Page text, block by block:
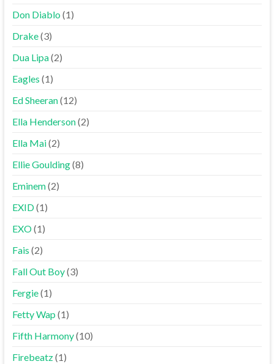
Don Diablo(1)
Drake(3)
Dua Lipa(2)
Eagles (1)
Ed Sheeran(12)
Ella Henderson(2)
Ella Mai(2)
Ellie Goulding(8)
Eminem(2)
EXID(1)
EXO(1)
Fais (2)
Fall Out Boy(3)
Fergie(1)
Fetty Wap (1)
Fifth Harmony(10)
Firebeatz(1)